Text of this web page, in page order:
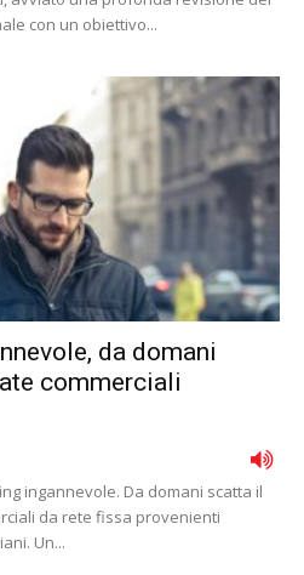
con un obiettivo...
da domani
commerciali
ingannevole. Da domani scatta il
da rete fissa provenienti
Un...